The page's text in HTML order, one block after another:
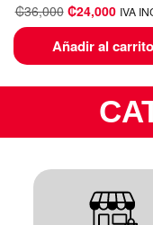
₡36,000 ₡24,000 IVA
Añadir al carrito